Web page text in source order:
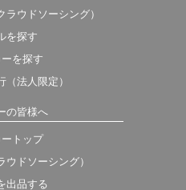
ウドソーシング）
を探す
を探す
（法人限定）
の皆様へ
トップ
ドソーシング）
出品する